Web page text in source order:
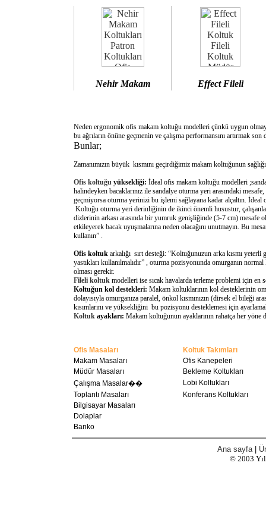
Nehir Makam Effect Fileli
Neden ergonomik ofis makam koltuğu modelleri çünkü uygun
bu ağrıların önüne geçmenin ve çalışma performansını artırmak
Bunlar;
Zamanımızın büyük kısmını geçirdiğimiz makam koltuğunun
Ofis koltuğu yüksekliği: İdeal ofis makam koltuğu modelleri
halindeyken bacaklarınız ile sandalye oturma yeri arasındaki
geçmiyorsa oturma yerinizi bu işlemi sağlayana kadar alçaltın.
Koltuğu oturma yeri derinliğinin de ikinci önemli husustur,
dizlerinin arkası arasında bir yumruk genişliğinde (5-7 cm) mesafe
etkileyerek bacak uyuşmalarına neden olacağını unutmayın. Bu
kullanın” .
Ofis koltuk arkalığı sırt desteği: “Koltuğunuzun arka kısmı
yastıkları kullanılmalıdır” , oturma pozisyonunda omurganın
olması gerekir.
Fileli koltuk modelleri ise sıcak havalarda terleme problemi için
Koltuğun kol destekleri: Makam koltuklarının kol desteklerinin
dolayısıyla omurganıza paralel, önkol kısmınızın (dirsek el bileği
kısımlarını ve yüksekliğini bu pozisyonu desteklemesi için
Koltuk ayakları: Makam koltuğunun ayaklarının rahatça her
Ofis Masaları
Koltuk Takımları
Makam Masaları
Ofis Kanepeleri
Müdür Masaları
Bekleme Koltukları
Çalışma Masalar��
Lobi Koltukları
Toplantı Masaları
Konferans Koltukları
Bilgisayar Masaları
Dolaplar
Banko
Ana sayfa
© 2003